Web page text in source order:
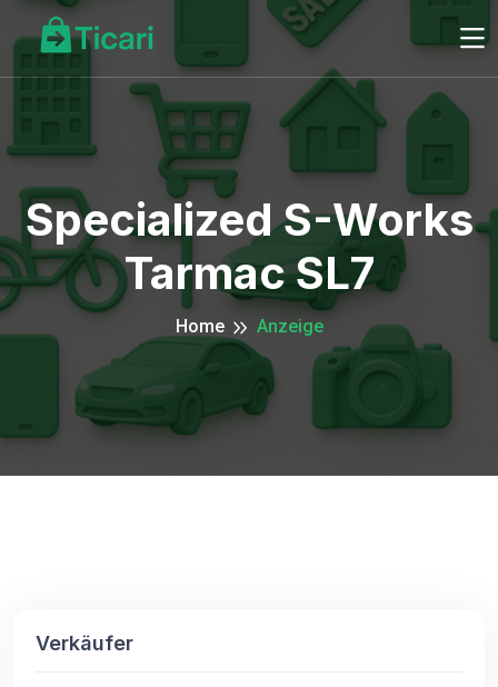
Specialized S-Works
Tarmac SL7
Home Anzeige
Verkäufer